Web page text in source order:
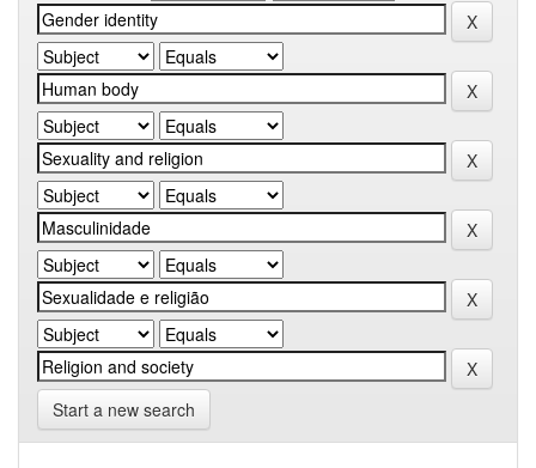
Start a new search